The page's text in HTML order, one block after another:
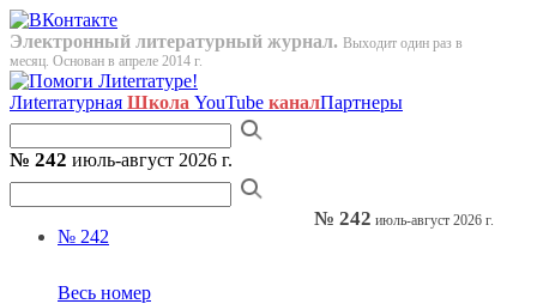
Электронный литературный журнал. Выходит один раз в
месяц. Основан в апреле 2014 г.
Лиterraтурная Школа YouTube каналПартнеры
№ 242 июль-август 2026 г.
№ 242
Весь номер
№ 242 июль-август 2026 г.